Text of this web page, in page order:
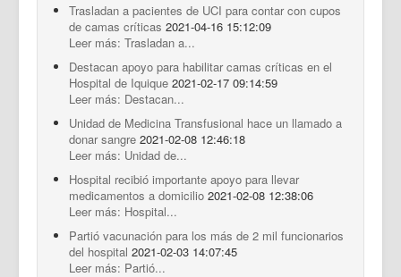
Trasladan a pacientes de UCI para contar con cupos
de camas críticas 2021-04-16 15:12:09
Leer más: Trasladan a...
Destacan apoyo para habilitar camas críticas en el
Hospital de Iquique 2021-02-17 09:14:59
Leer más: Destacan...
Unidad de Medicina Transfusional hace un llamado a
donar sangre 2021-02-08 12:46:18
Leer más: Unidad de...
Hospital recibió importante apoyo para llevar
medicamentos a domicilio 2021-02-08 12:38:06
Leer más: Hospital...
Partió vacunación para los más de 2 mil funcionarios
del hospital 2021-02-03 14:07:45
Leer más: Partió...